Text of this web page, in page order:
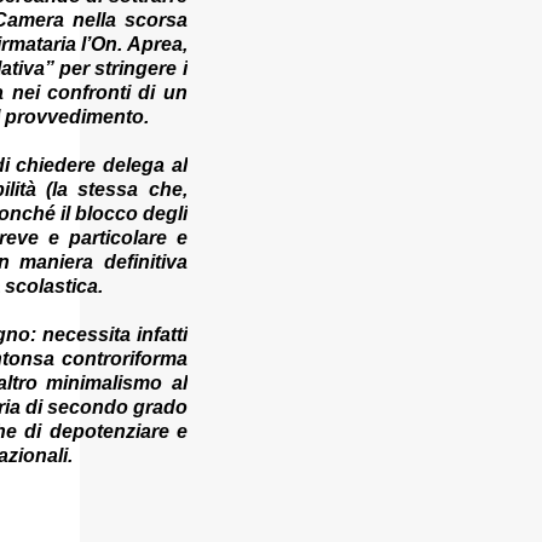
nella scorsa
l’On. Aprea,
per stringere i
nei confronti di un
chiedere delega al
(la stessa che,
il blocco degli
e particolare e
maniera definitiva
scolastica.
necessita infatti
controriforma
minimalismo al
di secondo grado
di depotenziare e
letterale: non si tratta di due mensilità piene ,
ma di una tredicesima regolare a cui si
sommeranno gli arretrati contrattuali dovuti
al nuovo accordo per il comparto scuola . In
pratica, un’integrazione straordinaria che,
pur non raggiungendo l’importo di una
seconda tredicesima, garantirà un sostegno
economico importante per milioni di
lavoratori, in un periodo ancora segnato
dall’inflazione. Gli importi previsti Le cifre
profilo professionale. In base alle prime
stime: Collaboratori scolastici : circa 850
euro netti di arretrati; Docenti : in media
1.200 euro netti ; DSGA (Direttori dei Servizi